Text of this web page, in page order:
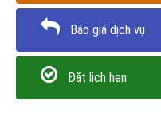
Báo giá dịch vụ
Đặt lịch hẹn